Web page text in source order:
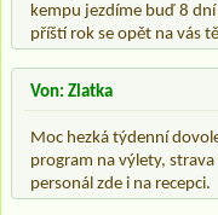
kempu jezdíme buď 8
příští rok se opět na vás
Von: Zlatka
Moc hezká týdenní
program na výlety,
personál zde i na recepci.